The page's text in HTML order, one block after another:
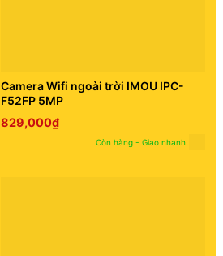
Camera Wifi ngoài trời IMOU IPC-
F52FP 5MP
829,000₫
Còn hàng - Giao nhanh